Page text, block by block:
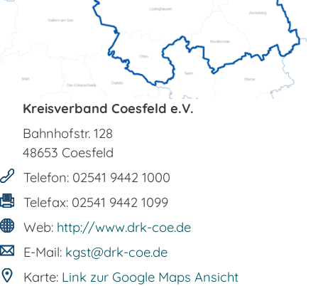
Kreisverband Coesfeld e.V.
Bahnhofstr. 128
48653 Coesfeld
Telefon: 02541 9442 1000
Telefax: 02541 9442 1099
Web: http://www.drk-coe.de
E-Mail: kgst@drk-coe.de
Karte: Link zur Google Maps Ansicht